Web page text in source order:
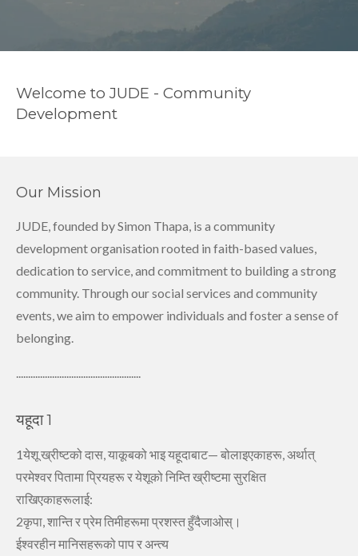
Welcome to JUDE - Community
Development
Our Mission
JUDE, founded by Simon Thapa, is a community
development organisation rooted in faith-based values,
dedication to service, and commitment to building a strong
community. Through our social services and community
events, we aim to empower individuals and foster a sense of
belonging.
....................................................
यहूदा 1
1येशू ख्रीष्‍टको दास, याकूबको भाइ यहूदाबाट— बोलाइएकाहरू, अर्थात्‌
परमेश्‍वर पितामा प्रियहरू र येशूको निम्‍ति ख्रीष्‍टमा सुरक्षित
राखिएकाहरूलाई:
2कृपा, शान्‍ति र प्रेम तिमीहरूमा प्रशस्‍त हुँदैजाओस्‌।
ईश्‍वरहीन मानिसहरूको पाप र अन्‍त्‍य